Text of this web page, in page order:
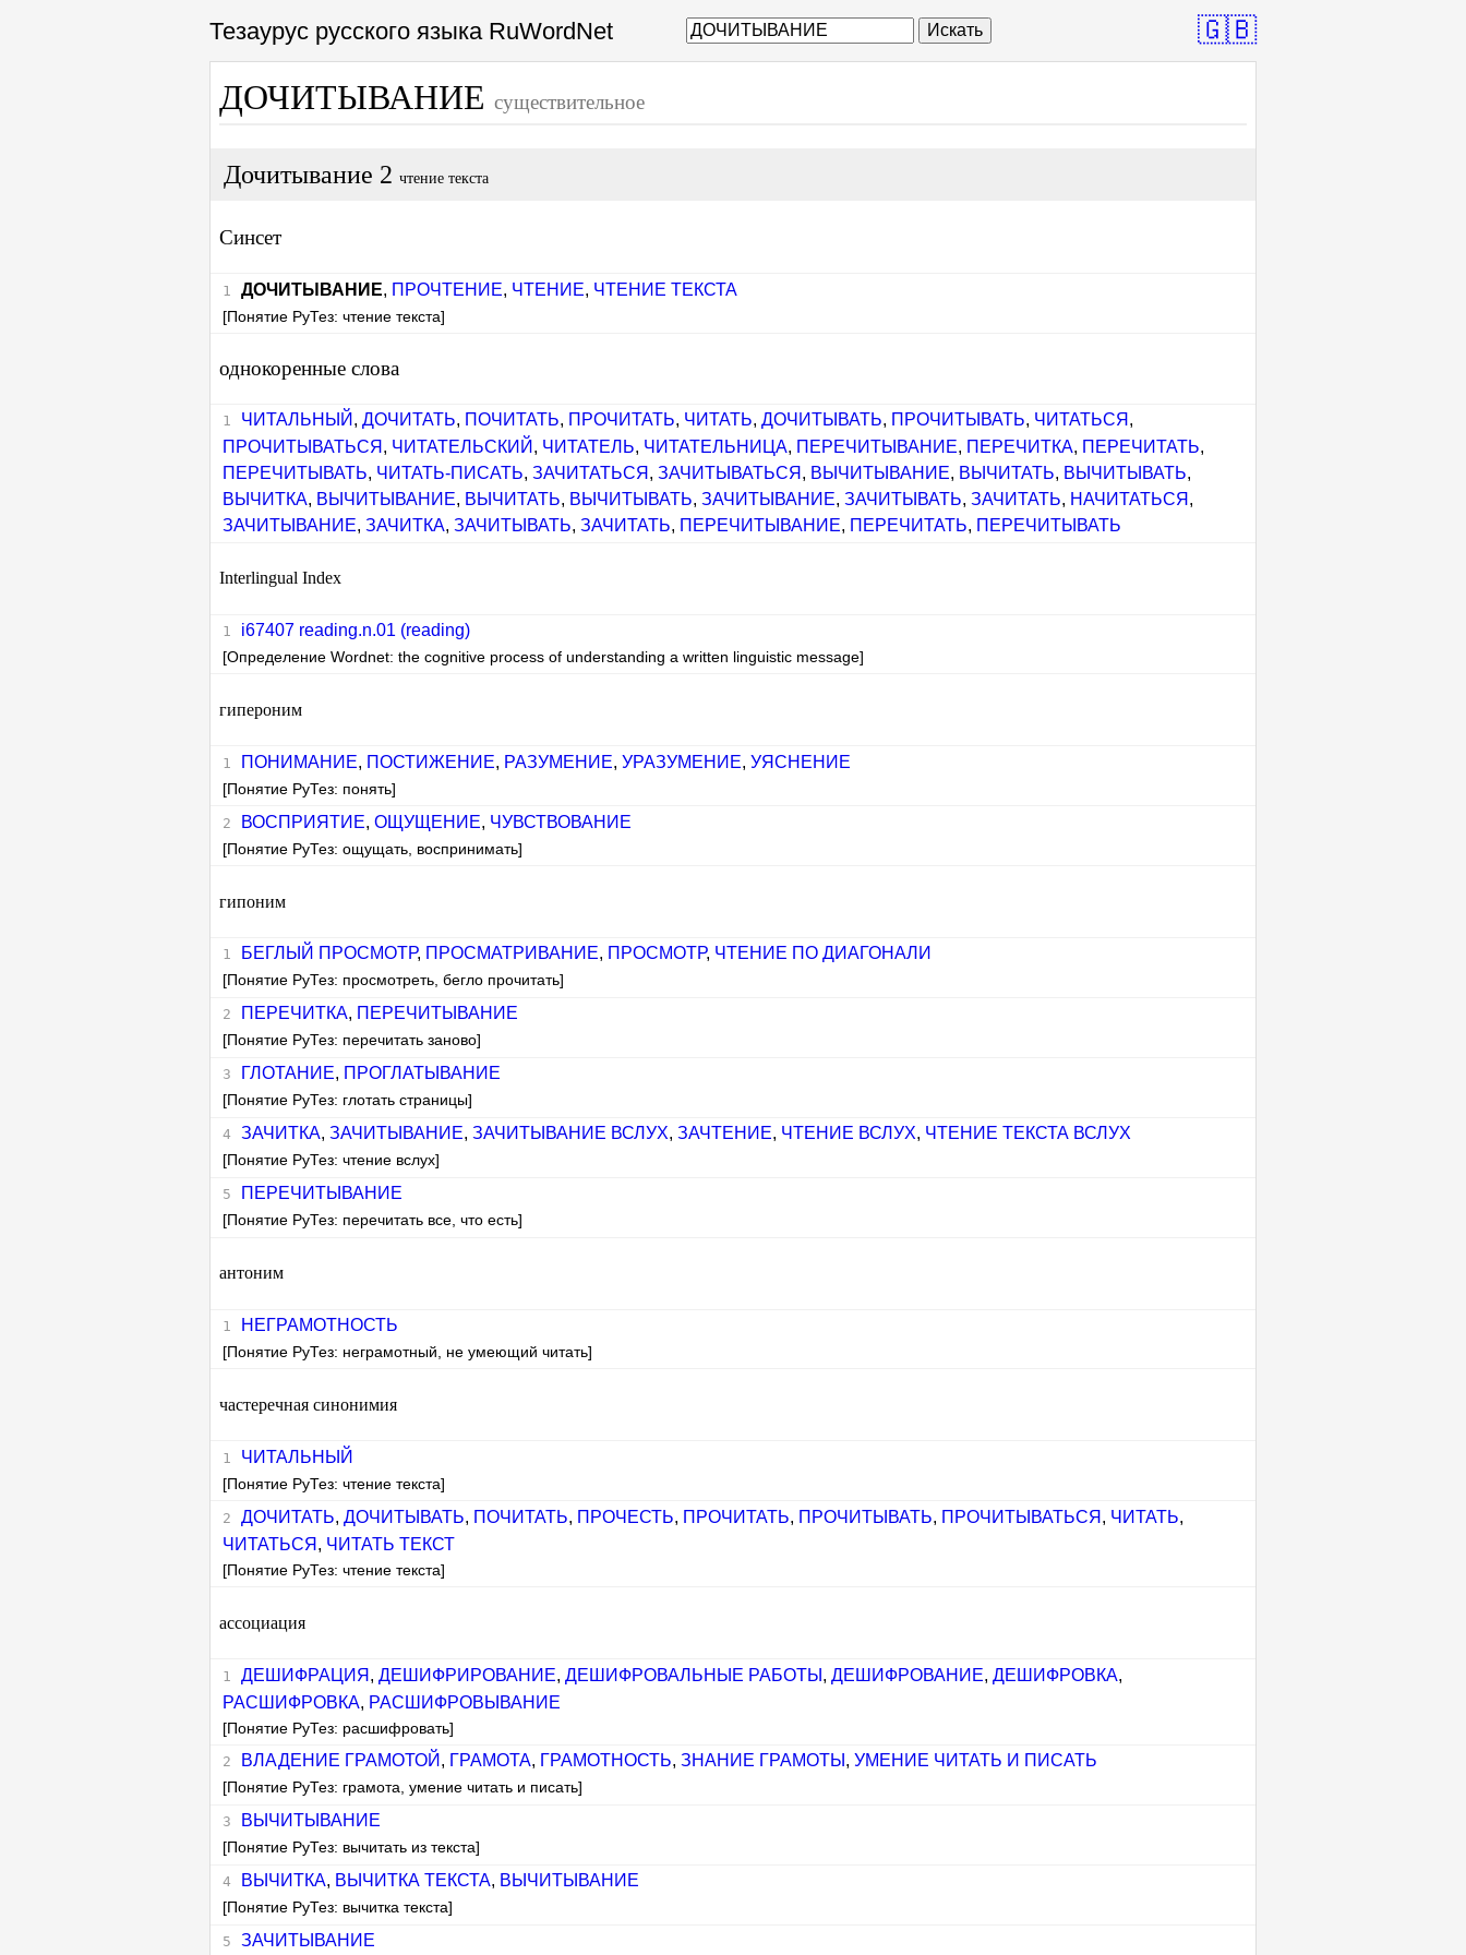
Тезаурус русского языка RuWordNet Искать 🇬🇧
ДОЧИТЫВАНИЕ существительное
Дочитывание 2 чтение текста
Синсет
ДОЧИТЫВАНИЕ, ПРОЧТЕНИЕ, ЧТЕНИЕ, ЧТЕНИЕ ТЕКСТА
[Понятие РуТез: чтение текста]
однокоренные слова
ЧИТАЛЬНЫЙ , ДОЧИТАТЬ, ПОЧИТАТЬ, ПРОЧИТАТЬ, ЧИТАТЬ, ДОЧИТЫВАТЬ, ПРОЧИТЫВАТЬ, ЧИТАТЬСЯ ,
ПРОЧИТЫВАТЬСЯ , ЧИТАТЕЛЬСКИЙ , ЧИТАТЕЛЬ, ЧИТАТЕЛЬНИЦА, ПЕРЕЧИТЫВАНИЕ, ПЕРЕЧИТКА, ПЕРЕЧИТАТЬ,
ПЕРЕЧИТЫВАТЬ, ЧИТАТЬ-ПИСАТЬ,ЗАЧИТАТЬСЯ ,ЗАЧИТЫВАТЬСЯ , ВЫЧИТЫВАНИЕ, ВЫЧИТАТЬ, ВЫЧИТЫВАТЬ,
ВЫЧИТКА, ВЫЧИТЫВАНИЕ, ВЫЧИТАТЬ, ВЫЧИТЫВАТЬ,ЗАЧИТЫВАНИЕ,ЗАЧИТЫВАТЬ,ЗАЧИТАТЬ, НАЧИТАТЬСЯ ,
ЗАЧИТЫВАНИЕ,ЗАЧИТКА,ЗАЧИТЫВАТЬ,ЗАЧИТАТЬ, ПЕРЕЧИТЫВАНИЕ, ПЕРЕЧИТАТЬ, ПЕРЕЧИТЫВАТЬ
Interlingual Index
i67407 reading.n.01 (reading)
[Определение Wordnet: the cognitive process of understanding a written linguistic message]
гипероним
ПОНИМАНИЕ, ПОСТИЖЕНИЕ, РАЗУМЕНИЕ, УРАЗУМЕНИЕ, УЯСНЕНИЕ
[Понятие РуТез: понять]
ВОСПРИЯТИЕ, ОЩУЩЕНИЕ, ЧУВСТВОВАНИЕ
[Понятие РуТез: ощущать, воспринимать]
гипоним
БЕГЛЫЙ ПРОСМОТР, ПРОСМАТРИВАНИЕ, ПРОСМОТР, ЧТЕНИЕ ПО ДИАГОНАЛИ
[Понятие РуТез: просмотреть, бегло прочитать]
ПЕРЕЧИТКА, ПЕРЕЧИТЫВАНИЕ
[Понятие РуТез: перечитать заново]
ГЛОТАНИЕ, ПРОГЛАТЫВАНИЕ
[Понятие РуТез: глотать страницы]
ЗАЧИТКА, ЗАЧИТЫВАНИЕ, ЗАЧИТЫВАНИЕ ВСЛУХ, ЗАЧТЕНИЕ, ЧТЕНИЕ ВСЛУХ, ЧТЕНИЕ ТЕКСТА ВСЛУХ
[Понятие РуТез: чтение вслух]
ПЕРЕЧИТЫВАНИЕ
[Понятие РуТез: перечитать все, что есть]
антоним
НЕГРАМОТНОСТЬ
[Понятие РуТез: неграмотный, не умеющий читать]
частеречная синонимия
ЧИТАЛЬНЫЙ
[Понятие РуТез: чтение текста]
ДОЧИТАТЬ, ДОЧИТЫВАТЬ, ПОЧИТАТЬ, ПРОЧЕСТЬ, ПРОЧИТАТЬ, ПРОЧИТЫВАТЬ, ПРОЧИТЫВАТЬСЯ , ЧИТАТЬ,
ЧИТАТЬСЯ , ЧИТАТЬ ТЕКСТ
[Понятие РуТез: чтение текста]
ассоциация
ДЕШИФРАЦИЯ , ДЕШИФРИРОВАНИЕ, ДЕШИФРОВАЛЬНЫЕ РАБОТЫ , ДЕШИФРОВАНИЕ, ДЕШИФРОВКА,
РАСШИФРОВКА, РАСШИФРОВЫВАНИЕ
[Понятие РуТез: расшифровать]
ВЛАДЕНИЕ ГРАМОТОЙ , ГРАМОТА, ГРАМОТНОСТЬ, ЗНАНИЕ ГРАМОТЫ , УМЕНИЕ ЧИТАТЬ И ПИСАТЬ
[Понятие РуТез: грамота, умение читать и писать]
ВЫЧИТЫВАНИЕ
[Понятие РуТез: вычитать из текста]
ВЫЧИТКА, ВЫЧИТКА ТЕКСТА, ВЫЧИТЫВАНИЕ
[Понятие РуТез: вычитка текста]
ЗАЧИТЫВАНИЕ